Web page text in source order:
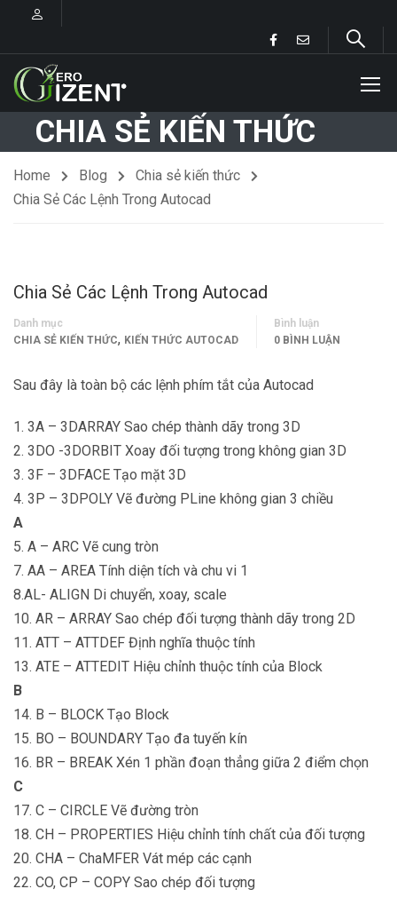
CHIA SẺ KIẾN THỨC
Home Blog
Chia sẻ kiến thức
Chia Sẻ Các Lệnh Trong Autocad
Chia Sẻ Các Lệnh Trong Autocad
Danh mục
CHIA SẺ KIẾN THỨC, KIẾN THỨC AUTOCAD
Bình luận
0 BÌNH LUẬN
Sau đây là toàn bộ các lệnh phím tắt của Autocad
1. 3A – 3DARRAY Sao chép thành dãy trong 3D
2. 3DO -3DORBIT Xoay đối tượng trong không gian 3D
3. 3F – 3DFACE Tạo mặt 3D
4. 3P – 3DPOLY Vẽ đường PLine không gian 3 chiều
A
5. A – ARC Vẽ cung tròn
7. AA – AREA Tính diện tích và chu vi 1
8.AL- ALIGN Di chuyển, xoay, scale
10. AR – ARRAY Sao chép đối tượng thành dãy trong 2D
11. ATT – ATTDEF Định nghĩa thuộc tính
13. ATE – ATTEDIT Hiệu chỉnh thuộc tính của Block
B
14. B – BLOCK Tạo Block
15. BO – BOUNDARY Tạo đa tuyến kín
16. BR – BREAK Xén 1 phần đoạn thẳng giữa 2 điểm chọn
C
17. C – CIRCLE Vẽ đường tròn
18. CH – PROPERTIES Hiệu chỉnh tính chất của đối tượng
20. CHA – ChaMFER Vát mép các cạnh
22. CO, CP – COPY Sao chép đối tượng